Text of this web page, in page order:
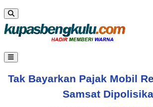
Tak Bayarkan Pajak Mobil
Samsat